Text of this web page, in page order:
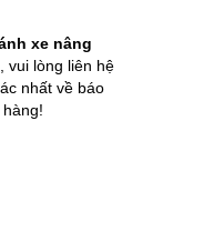
xe nâng
vui lòng liên hệ
nhất về báo